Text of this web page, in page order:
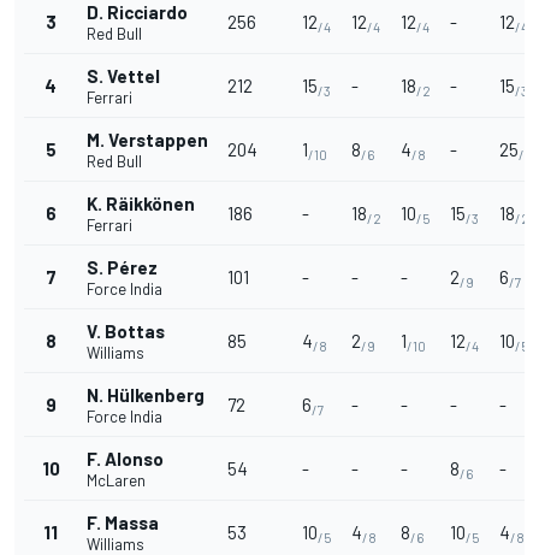
3 D. Ricciardo
Red Bull
256 12/4 12/4 12/4 - 12/4
4 S. Vettel
Ferrari
212 15/3 - 18/2 - 15/3
5 M. Verstappen
Red Bull
204 1/10 8/6 4/8 - 25/1
6 K. Räikkönen
Ferrari
186 - 18/2 10/5 15/3 18/2
7 S. Pérez
Force India
101 - - - 2/9 6/7
8 V. Bottas
Williams
85 4/8 2/9 1/10 12/4 10/5
9 N. Hülkenberg
Force India
72 6/7 - - - -
10 F. Alonso
McLaren
54 - - - 8/6 -
11 F. Massa
Williams
53 10/5 4/8 8/6 10/5 4/8